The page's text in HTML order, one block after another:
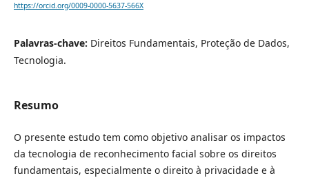
https://orcid.org/0009-0000-5637-566X
Palavras-chave: Direitos Fundamentais, Proteção de Dados,
Tecnologia.
Resumo
O presente estudo tem como objetivo analisar os impactos
da tecnologia de reconhecimento facial sobre os direitos
fundamentais, especialmente o direito à privacidade e à